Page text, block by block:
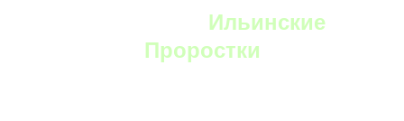
Ильинские
Проростки